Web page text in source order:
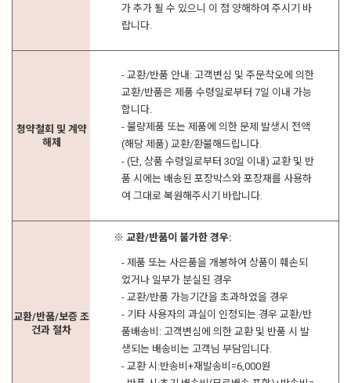
가 추가 될 수 있으니 이 점 양해하여 주시기 바
랍니다.
청약철회 및 계약
해제
- 교환/반품 안내: 고객변심 및 주문착오에 의한
교환/반품은 제품 수령일로부터 7일 이내 가능
합니다.
- 불량제품 또는 제품에 의한 문제 발생시 전액
(해당 제품) 교환/환불해드립니다.
- (단, 상품 수령일로부터 30일 이내) 교환 및 반
품 시에는 배송된 포장박스와 포장재를 사용하
여 그대로 복원해주시기 바랍니다.
교환/반품/보증 조
건과 절차
※ 교환/반품이 불가한 경우:
- 제품 또는 사은품을 개봉하여 상품이 훼손되
었거나 일부가 분실된 경우
- 교환/반품 가능기간을 초과하였을 경우
- 기타 사용자의 과실이 인정되는 경우 교환/반
품배송비: 고객변심에 의한 교환 및 반품 시 발
생되는 배송비는 고객님 부담입니다.
- 교환 시:반송비+재발송비=6,000원